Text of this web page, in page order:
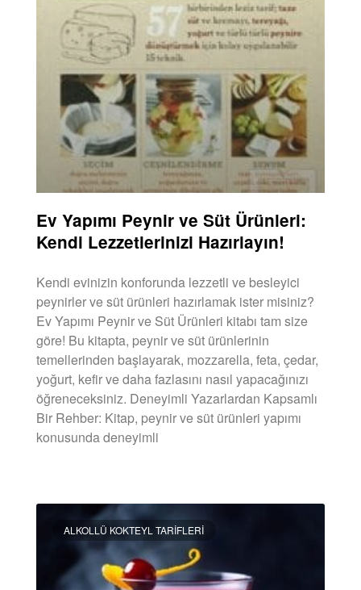
Ev Yapımı Peynir ve Süt Ürünleri:
Kendi Lezzetlerinizi Hazırlayın!
Kendi evinizin konforunda lezzetli ve besleyici
peynirler ve süt ürünleri hazırlamak ister misiniz?
Ev Yapımı Peynir ve Süt Ürünleri kitabı tam size
göre! Bu kitapta, peynir ve süt ürünlerinin
temellerinden başlayarak, mozzarella, feta, çedar,
yoğurt, kefir ve daha fazlasını nasıl yapacağınızı
öğreneceksiniz. Deneyimli Yazarlardan Kapsamlı
Bir Rehber: Kitap, peynir ve süt ürünleri yapımı
konusunda deneyimli
ALKOLLÜ KOKTEYL TARIFLERI